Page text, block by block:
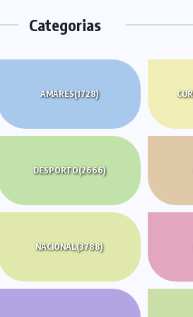
Categorias
AMARES(1728)
DESPORTO(2666)
NACIONAL(3788)